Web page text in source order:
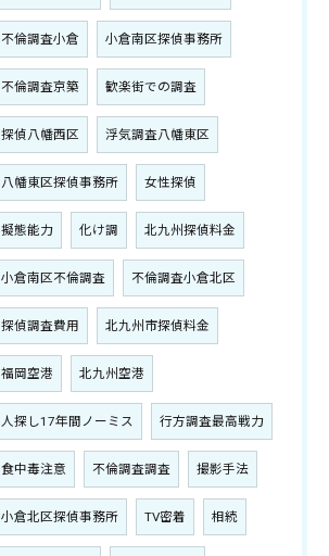
不倫調査小倉 小倉南区探偵事務所
不倫調査京築 歓楽街での調査
探偵八幡西区 浮気調査八幡東区
八幡東区探偵事務所 女性探偵
擬態能力 化け調 北九州探偵料金
小倉南区不倫調査 不倫調査小倉北区
探偵調査費用 北九州市探偵料金
福岡空港 北九州空港
人探し17年間ノーミス 行方調査最高戦力
食中毒注意 不倫調査調査 撮影手法
小倉北区探偵事務所 TV密着 相続